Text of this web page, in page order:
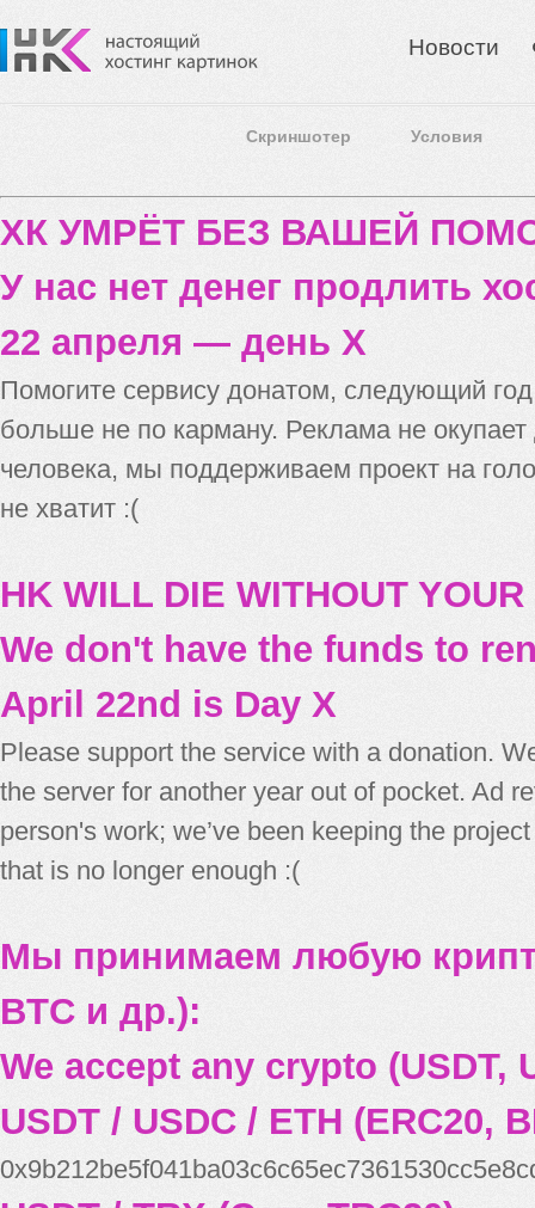
Новости
Скриншотер Условия
ХК УМРЁТ БЕЗ ВАШЕЙ
У нас нет денег продлить
22 апреля — день X
Помогите сервису донатом, следующий
больше не по карману. Реклама не
человека, мы поддерживаем проект на
не хватит :(
HK WILL DIE WITHOUT
We don't have the funds to
April 22nd is Day X
Please support the service with a donation.
the server for another year out of pocket. Ad
person's work; we’ve been keeping the
that is no longer enough :(
Мы принимаем любую
BTC и др.):
We accept any crypto (USDT,
USDT / USDC / ETH (ERC20,